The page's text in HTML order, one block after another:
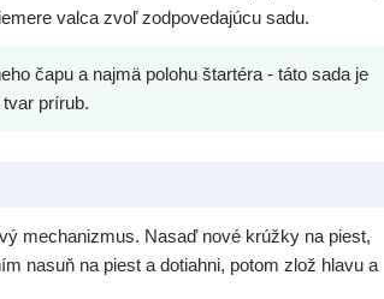
valca zvoľ zodpovedajúcu sadu.
čapu a najmä polohu štartéra - táto sada je
prírub.
mechanizmus. Nasaď nové krúžky na piest,
nasuň na piest a dotiahni, potom zlož hlavu a